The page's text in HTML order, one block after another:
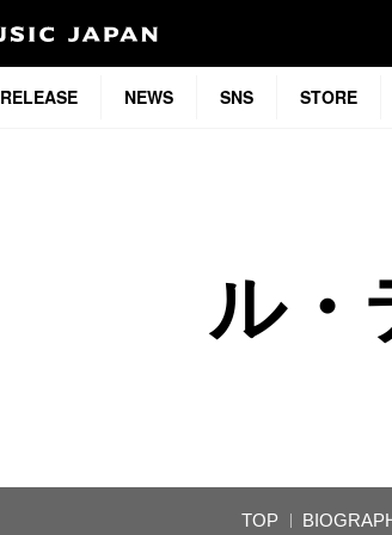
RELEASE NEWS SNS STORE
ル・
TOP